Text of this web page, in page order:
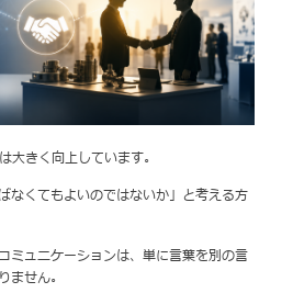
大きく向上しています。
なくてもよいのではないか」と考える方
ミュニケーションは、単に言葉を別の言
ません。